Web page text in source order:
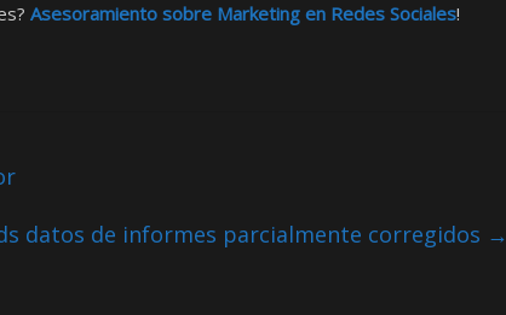
Asesoramiento sobre Marketing en Redes Sociales!
datos de informes parcialmente corregidos →